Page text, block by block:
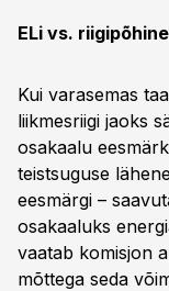
ELi vs.
Kui varasemas
liikmesriigi jaoks
osakaalu
teistsuguse
eesmärgi –
osakaaluks
vaatab komisjon
mõttega seda